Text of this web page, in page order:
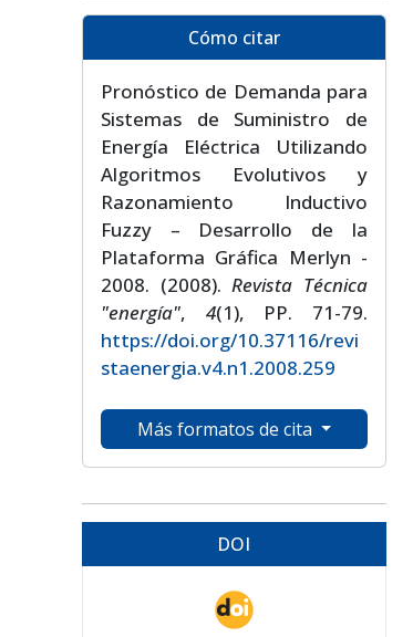
Cómo citar
Pronóstico de Demanda para
Sistemas de Suministro de
Energía Eléctrica Utilizando
Algoritmos Evolutivos y
Razonamiento Inductivo
Fuzzy – Desarrollo de la
Plataforma Gráfica Merlyn -
2008. (2008).Revista Técnica
"energía", 4(1), PP. 71-79.
https://doi.org/10.37116/revi
staenergia.v4.n1.2008.259
Más formatos de cita
DOI